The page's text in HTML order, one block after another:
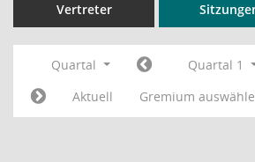
Vertreter
Quartal Quartal 1
Aktuell
Gremium